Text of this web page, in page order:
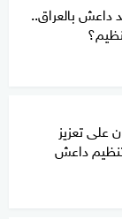
داعش بالعراق..
على تعزيز
داعش